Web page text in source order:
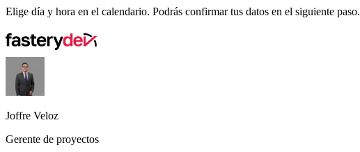
Elige día y hora en el calendario. Podrás confirmar tus datos en el siguiente paso.
Joffre Veloz
Gerente de proyectos